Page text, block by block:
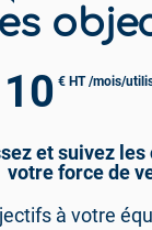
10 € HT /mois/
et suivez
votre force de
à votre